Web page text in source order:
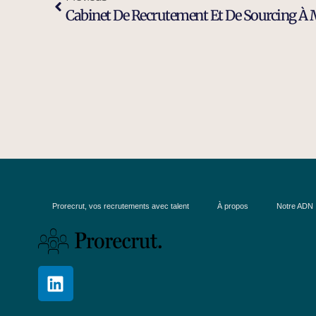
Cabinet De Recrutement Et De Sourcing À
Prorecrut, vos recrutements avec talent À propos Notre ADN